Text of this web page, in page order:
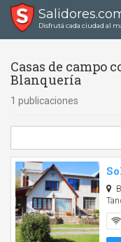
Disfrutá cada ciudad al
Casas de campo
Blanquería
1 publicaciones